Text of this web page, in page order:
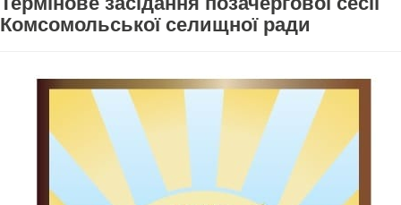
Комсомольської селищної ради